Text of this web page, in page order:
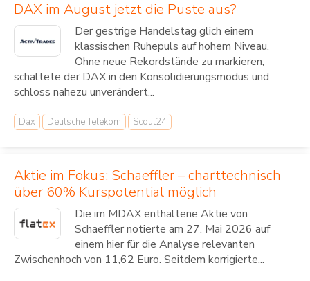
DAX im August jetzt die Puste aus?
Der gestrige Handelstag glich einem
klassischen Ruhepuls auf hohem Niveau.
Ohne neue Rekordstände zu markieren,
schaltete der DAX in den Konsolidierungsmodus und
schloss nahezu unverändert...
Dax Deutsche Telekom Scout24
Aktie im Fokus: Schaeffler – charttechnisch
über 60% Kurspotential möglich
Die im MDAX enthaltene Aktie von
Schaeffler notierte am 27. Mai 2026 auf
einem hier für die Analyse relevanten
Zwischenhoch von 11,62 Euro. Seitdem korrigierte...